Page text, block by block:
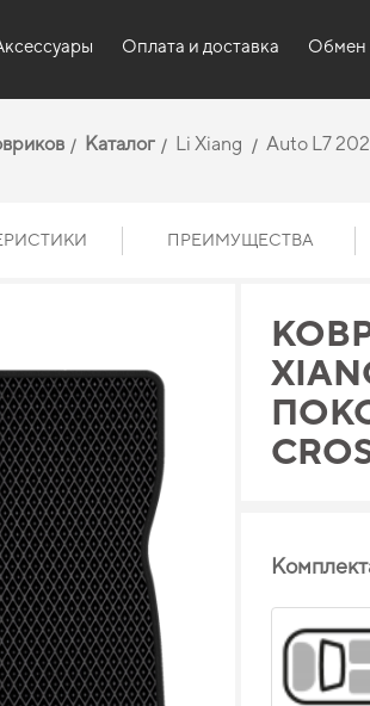
Оплата и доставка Обмен
Каталог Li Xiang Auto L7
ПРЕИМУЩЕСТВА